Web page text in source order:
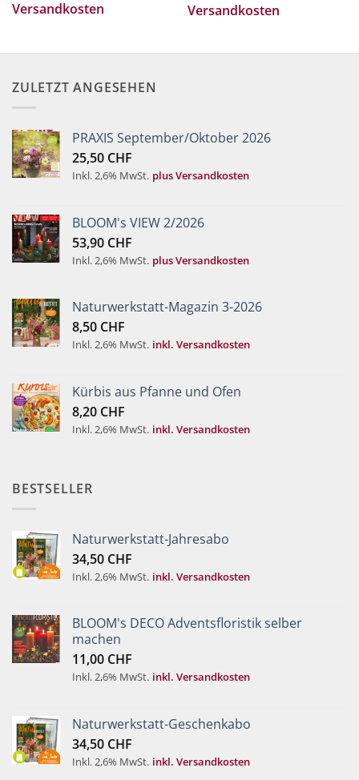
Versandkosten Versandkosten
ZULETZT ANGESEHEN
PRAXIS September/Oktober 2026
25,50 CHF
Inkl. 2,6% MwSt. plus Versandkosten
BLOOM's VIEW 2/2026
53,90 CHF
Inkl. 2,6% MwSt. plus Versandkosten
Naturwerkstatt-Magazin 3-2026
8,50 CHF
Inkl. 2,6% MwSt. inkl. Versandkosten
Kürbis aus Pfanne und Ofen
8,20 CHF
Inkl. 2,6% MwSt. inkl. Versandkosten
BESTSELLER
Naturwerkstatt-Jahresabo
34,50 CHF
Inkl. 2,6% MwSt. inkl. Versandkosten
BLOOM's DECO Adventsfloristik selber
machen
11,00 CHF
Inkl. 2,6% MwSt. inkl. Versandkosten
Naturwerkstatt-Geschenkabo
34,50 CHF
Inkl. 2,6% MwSt. inkl. Versandkosten